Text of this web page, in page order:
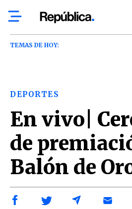
TEMAS DE HOY:
DEPORTES
En vivo|
de
Balón de